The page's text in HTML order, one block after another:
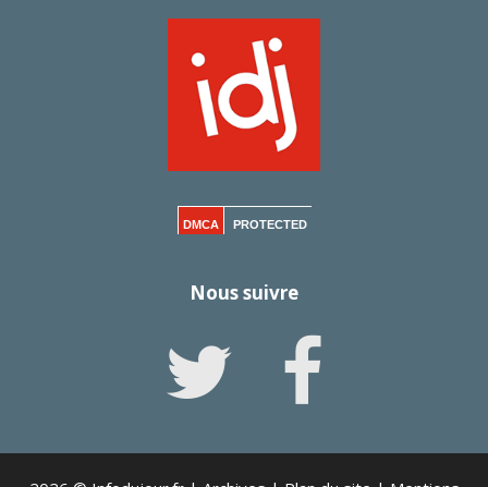
DMCA PROTECTED
Nous suivre